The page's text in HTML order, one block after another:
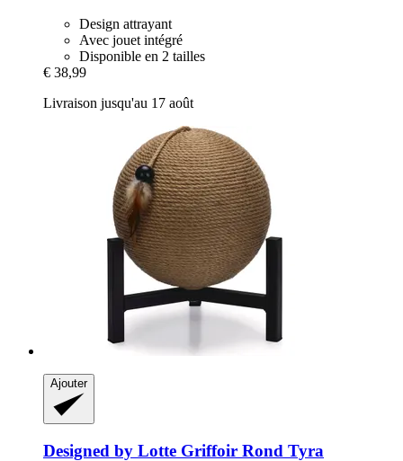
Design attrayant
Avec jouet intégré
Disponible en 2 tailles
€ 38,99
Livraison jusqu'au 17 août
Ajouter
Designed by Lotte Griffoir Rond Tyra